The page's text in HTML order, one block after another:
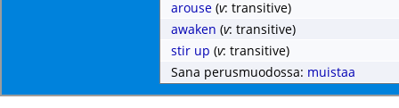
arouse (v: transitive)
awaken (v: transitive)
stir up (v: transitive)
Sana perusmuodossa: muistaa